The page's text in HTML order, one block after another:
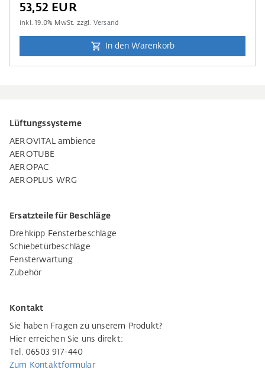
53,52 EUR
inkl.19.0% MwSt. zzgl. Versand
In den Warenkorb
Lüftungssysteme
AEROVITAL ambience
AEROTUBE
AEROPAC
AEROPLUS WRG
Ersatzteile für Beschläge
Drehkipp Fensterbeschläge
Schiebetürbeschläge
Fensterwartung
Zubehör
Kontakt
Sie haben Fragen zu unserem Produkt?
Hier erreichen Sie uns direkt:
Tel. 06503 917-440
Zum Kontaktformular